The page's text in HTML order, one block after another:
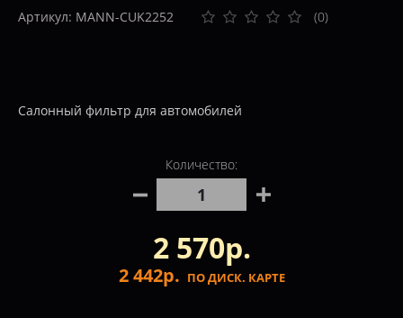
Артикул: MANN-CUK2252 (0)
Салонный фильтр для автомобилей
Количество:
2 570р.
2 442р. ПО ДИСК. КАРТЕ